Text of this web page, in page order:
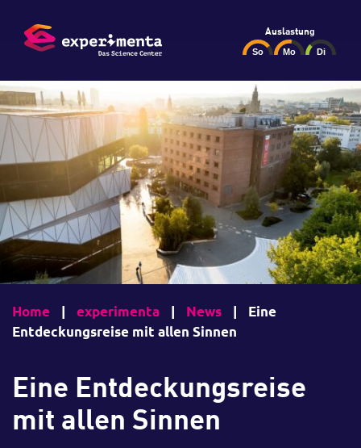
Auslastung
Home | experimenta | News |
Eine
Entdeckungsreise mit allen Sinnen
Eine Entdeckungsreise
mit allen Sinnen